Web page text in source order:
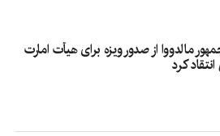
مالدووا از صدور ویزه برای هیأت امارت
کرد